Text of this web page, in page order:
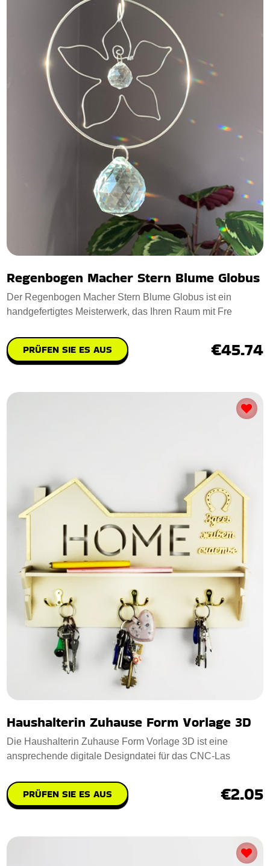
Regenbogen Macher Stern Blume Globus
Der Regenbogen Macher Stern Blume Globus ist ein
handgefertigtes Meisterwerk, das Ihren Raum mit Fre
PRÜFEN SIE ES AUS €45.74
Haushalterin Zuhause Form Vorlage 3D
Die Haushalterin Zuhause Form Vorlage 3D ist eine
ansprechende digitale Designdatei für das CNC-Las
PRÜFEN SIE ES AUS €2.05